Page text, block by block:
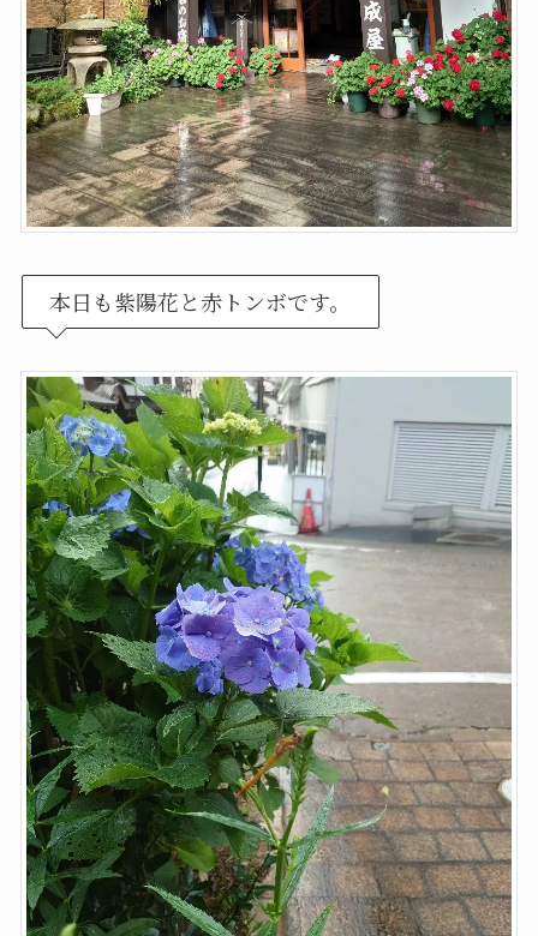
本日も紫陽花と赤トンボです。